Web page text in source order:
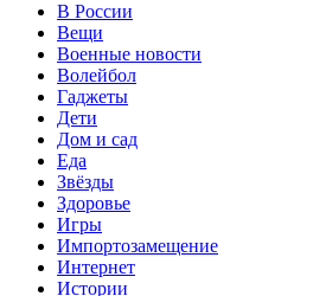
В России
Вещи
Военные новости
Волейбол
Гаджеты
Дети
Дом и сад
Еда
Звёзды
Здоровье
Игры
Импортозамещение
Интернет
Истории